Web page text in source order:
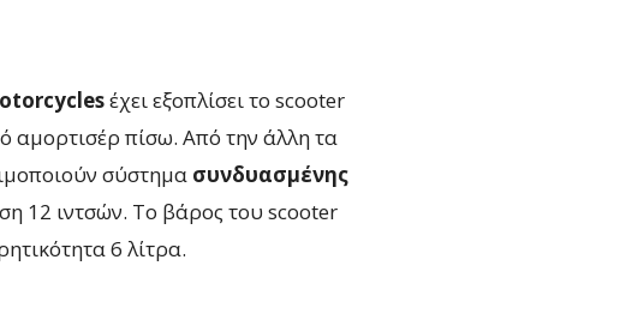
έχει εξοπλίσει το scooter
αμορτισέρ πίσω. Από την άλλη τα
σύστημα συνδυασμένης
12 ιντσών. Το βάρος του scooter
6 λίτρα.